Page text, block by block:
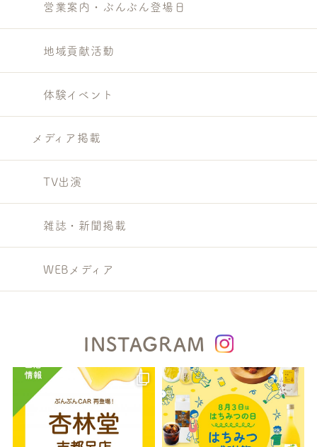
営業案内・ぶんぶん登場日
地域貢献活動
体験イベント
メディア掲載
TV出演
雑誌・新聞掲載
WEBメディア
INSTAGRAM